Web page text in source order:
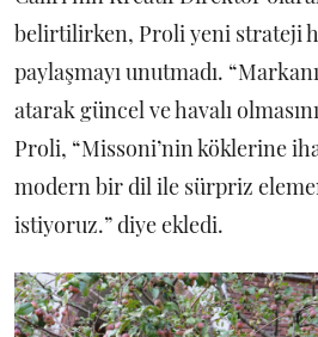
belirtilirken, Proli yeni strateji
paylaşmayı unutmadı.
atarak güncel ve havalı
Proli, “Missoni’nin köklerine
modern bir dil ile sürpriz
istiyoruz.” diye ekledi.